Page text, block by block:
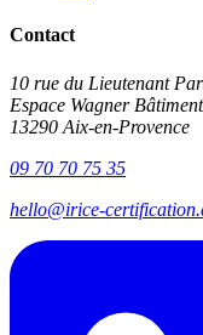
Contact
10 rue du Lieutenant
Espace Wagner
13290 Aix-en-Provence
09 70 70 75 35
hello@irice-